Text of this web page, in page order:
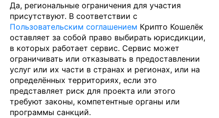
Да, региональные ограничения для участия
присутствуют. В соответствии с
Пользовательским соглашением Крипто Кошелёк
оставляет за собой право выбирать юрисдикции,
в которых работает сервис. Сервис может
ограничивать или отказывать в предоставлении
услуг или их части в странах и регионах, или на
определённых территориях, если это
представляет риск для проекта или этого
требуют законы, компетентные органы или
программы санкций.